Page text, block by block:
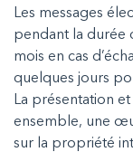
Les messages
pendant la durée
mois en cas
quelques jours
La présentation
ensemble, une
sur la propriété